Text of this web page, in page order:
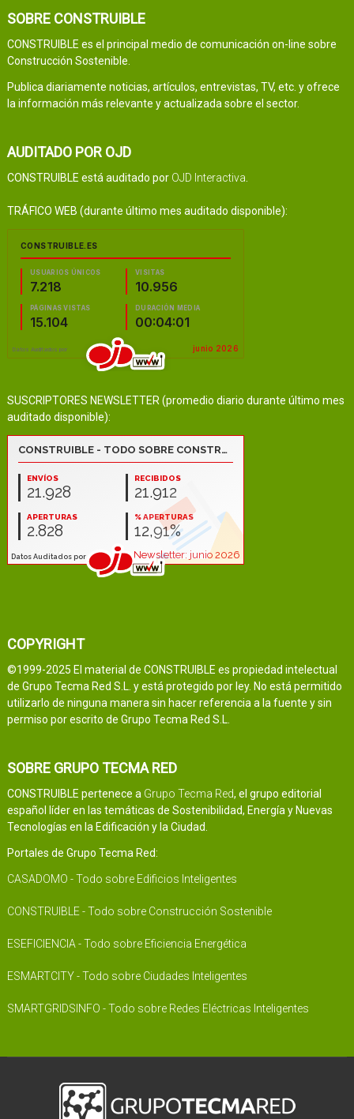
SOBRE CONSTRUIBLE
CONSTRUIBLE es el principal medio de comunicación on-line sobre
Construcción Sostenible.
Publica diariamente noticias, artículos, entrevistas, TV, etc. y ofrece
la información más relevante y actualizada sobre el sector.
AUDITADO POR OJD
CONSTRUIBLE está auditado por OJD Interactiva
TRÁFICO WEB (durante último mes auditado disponible):
SUSCRIPTORES NEWSLETTER (promedio diario durante último mes
auditado disponible):
COPYRIGHT
©1999-2025 El material de CONSTRUIBLE es propiedad intelectual
de Grupo Tecma Red S.L. y está protegido por ley. No está permitido
utilizarlo de ninguna manera sin hacer referencia a la fuente y sin
permiso por escrito de Grupo Tecma Red S.L.
SOBRE GRUPO TECMA RED
CONSTRUIBLE pertenece a Grupo Tecma Red, el grupo editorial
español líder en las temáticas de Sostenibilidad, Energía y Nuevas
Tecnologías en la Edificación y la Ciudad.
Portales de Grupo Tecma Red:
CASADOMO - Todo sobre Edificios Inteligentes
CONSTRUIBLE - Todo sobre Construcción Sostenible
ESEFICIENCIA - Todo sobre Eficiencia Energética
ESMARTCITY - Todo sobre Ciudades Inteligentes
SMARTGRIDSINFO - Todo sobre Redes Eléctricas Inteligentes